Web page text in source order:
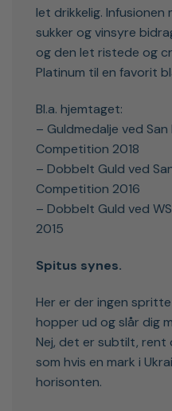
let drikkelig.
sukker og vinsyre
og den let ristede og
Platinum til en favorit
Bl.a. hjemtaget:
– Guldmedalje ved
Competition 2018
– Dobbelt Guld ved
Competition 2016
– Dobbelt Guld ved
2015
Spitus synes.
Her er der ingen
hopper ud og slår dig
Nej, det er subtilt, rent
som hvis en mark i
horisonten.